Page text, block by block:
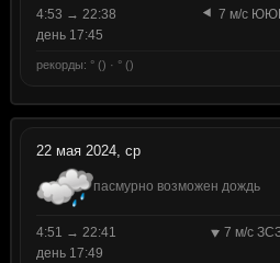
4:53 → 22:38
7 м/с
день 17:45
рекорды: ° () · ° ()
22 мая 2024, ср
пасмурно возможен дождь
4:51 → 22:41
7 м/с
день 17:49